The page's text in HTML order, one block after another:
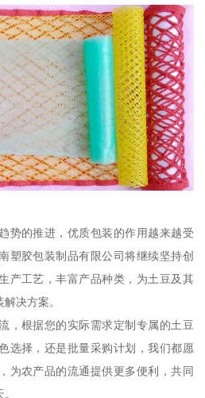
势的推进，优质包装的作用越来越受
塑胶包装制品有限公司将继续坚持创
产工艺，丰富产品种类，为土豆及其
决方案。
，根据您的实际需求定制专属的土豆
选择，还是批量采购计划，我们都愿
为农产品的流通提供更多便利，共同